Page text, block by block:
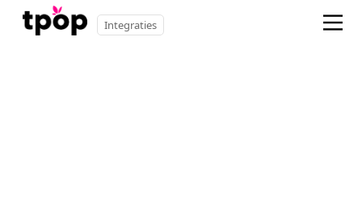
Integraties